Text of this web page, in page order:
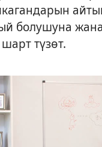
болушуна
түзөт.